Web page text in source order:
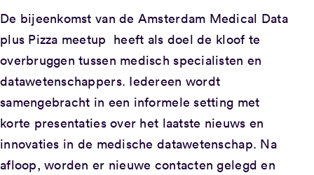
De bijeenkomst van de Amsterdam Medical Data
plus Pizza meetup heeft als doel de kloof te
overbruggen tussen medisch specialisten en
datawetenschappers. Iedereen wordt
samengebracht in een informele setting met
korte presentaties over het laatste nieuws en
innovaties in de medische datawetenschap. Na
afloop, worden er nieuwe contacten gelegd en